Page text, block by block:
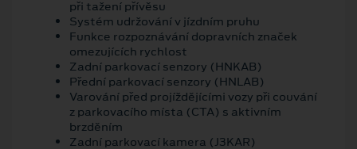
při tažení přívěsu
Systém udržování v jízdním pruhu
Funkce rozpoznávání dopravních značek
omezujících rychlost
Zadní parkovací senzory (HNKAB)
Přední parkovací senzory (HNLAB)
Varování před projíždějícími vozy při couvání
z parkovacího místa (CTA) s aktivním
brzděním
Zadní parkovací kamera (J3KAR)